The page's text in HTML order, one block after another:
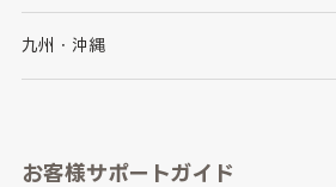
神奈川県
山梨県
愛知県
京都府
和歌山県
鳥取県
山口県
九州・沖縄
長崎県
お客様サポートガイド